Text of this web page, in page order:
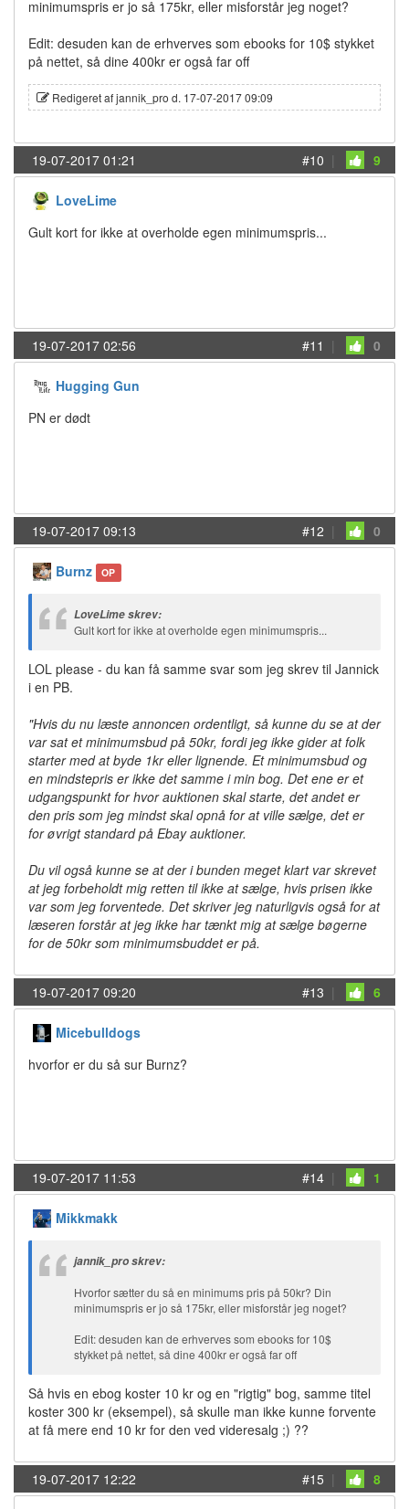
minimumspris er jo så 175kr, eller misforstår jeg noget?
Edit: desuden kan de erhverves som ebooks for 10$ stykket
på nettet, så dine 400kr er også far off
Redigeret af jannik_pro d. 17-07-2017 09:09
19-07-2017 01:21 #10 | 9
LoveLime
Gult kort for ikke at overholde egen minimumspris...
19-07-2017 02:56 #11 | 0
Hugging Gun
PN er dødt
19-07-2017 09:13 #12 | 0
Burnz OP
LoveLime skrev:
Gult kort for ikke at overholde egen minimumspris...
LOL please - du kan få samme svar som jeg skrev til Jannick
i en PB.
"Hvis du nu læste annoncen ordentligt, så kunne du se at der
var sat et minimumsbud på 50kr, fordi jeg ikke gider at folk
starter med at byde 1kr eller lignende. Et minimumsbud og
en mindstepris er ikke det samme i min bog. Det ene er et
udgangspunkt for hvor auktionen skal starte, det andet er
den pris som jeg mindst skal opnå for at ville sælge, det er
for øvrigt standard på Ebay auktioner.
Du vil også kunne se at der i bunden meget klart var skrevet
at jeg forbeholdt mig retten til ikke at sælge, hvis prisen ikke
var som jeg forventede. Det skriver jeg naturligvis også for at
læseren forstår at jeg ikke har tænkt mig at sælge bøgerne
for de 50kr som minimumsbuddet er på.
19-07-2017 09:20 #13 | 6
Micebulldogs
hvorfor er du så sur Burnz?
19-07-2017 11:53 #14 | 1
Mikkmakk
jannik_pro skrev:
Hvorfor sætter du så en minimums pris på 50kr? Din
minimumspris er jo så 175kr, eller misforstår jeg noget?
Edit: desuden kan de erhverves som ebooks for 10$
stykket på nettet, så dine 400kr er også far off
Så hvis en ebog koster 10 kr og en "rigtig" bog, samme titel
koster 300 kr (eksempel), så skulle man ikke kunne forvente
at få mere end 10 kr for den ved videresalg ;) ??
19-07-2017 12:22 #15 | 8